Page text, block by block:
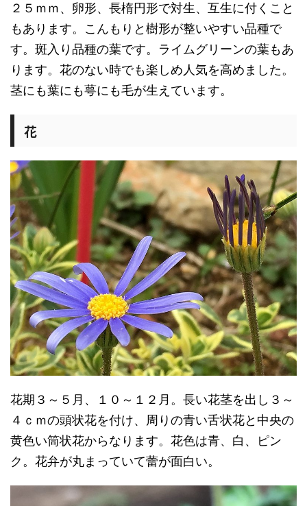
２５ｍｍ、卵形、長楕円形で対生、互生に付くこと
もあります。こんもりと樹形が整いやすい品種で
す。斑入り品種の葉です。ライムグリーンの葉もあ
ります。花のない時でも楽しめ人気を高めました。
茎にも葉にも萼にも毛が生えています。
花
花期３～５月、１０～１２月。長い花茎を出し３～
４ｃｍの頭状花を付け、周りの青い舌状花と中央の
黄色い筒状花からなります。花色は青、白、ピン
ク。花弁が丸まっていて蕾が面白い。